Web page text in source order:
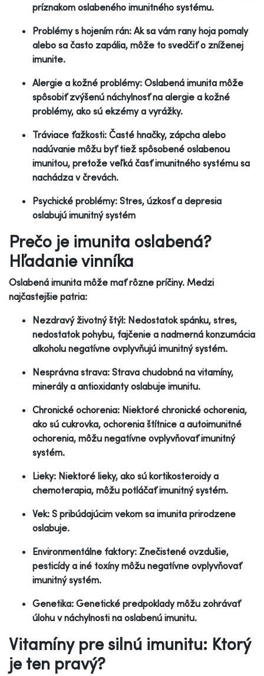
príznakom oslabeného imunitného systému.
Problémy s hojením rán: Ak sa vám rany hoja pomaly
alebo sa často zapália, môže to svedčiť o zníženej
imunite.
Alergie a kožné problémy: Oslabená imunita môže
spôsobiť zvýšenú náchylnosť na alergie a kožné
problémy, ako sú ekzémy a vyrážky.
Tráviace ťažkosti: Časté hnačky, zápcha alebo
nadúvanie môžu byť tiež spôsobené oslabenou
imunitou, pretože veľká časť imunitného systému sa
nachádza v črevách.
Psychické problémy: Stres, úzkosť a depresia
oslabujú imunitný systém
Prečo je imunita oslabená?
Hľadanie vinníka
Oslabená imunita môže mať rôzne príčiny. Medzi
najčastejšie patria:
Nezdravý životný štýl: Nedostatok spánku, stres,
nedostatok pohybu, fajčenie a nadmerná konzumácia
alkoholu negatívne ovplyvňujú imunitný systém.
Nesprávna strava: Strava chudobná na vitamíny,
minerály a antioxidanty oslabuje imunitu.
Chronické ochorenia: Niektoré chronické ochorenia,
ako sú cukrovka, ochorenia štítnice a autoimunitné
ochorenia, môžu negatívne ovplyvňovať imunitný
systém.
Lieky: Niektoré lieky, ako sú kortikosteroidy a
chemoterapia, môžu potláčať imunitný systém.
Vek: S pribúdajúcim vekom sa imunita prirodzene
oslabuje.
Environmentálne faktory: Znečistené ovzdušie,
pesticídy a iné toxíny môžu negatívne ovplyvňovať
imunitný systém.
Genetika: Genetické predpoklady môžu zohrávať
úlohu v náchylnosti na oslabenú imunitu.
Vitamíny pre silnú imunitu: Ktorý
je ten pravý?